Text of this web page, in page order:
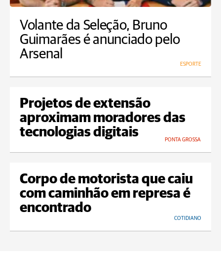
Volante da Seleção, Bruno
Guimarães é anunciado pelo
Arsenal
ESPORTE
Projetos de extensão
aproximam moradores das
tecnologias digitais
PONTA GROSSA
Corpo de motorista que caiu
com caminhão em represa é
encontrado
COTIDIANO